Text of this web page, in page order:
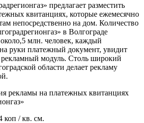
предлагает разместить
квитанциях, которые ежемесячно
непосредственно на дом. Количество
в Волгограде
около,5 млн. человек, каждый
руки платежный документ, увидит
модуль. Столь широкий
области делает рекламу
рекламы на платежных квитанциях
коп / кв. см.